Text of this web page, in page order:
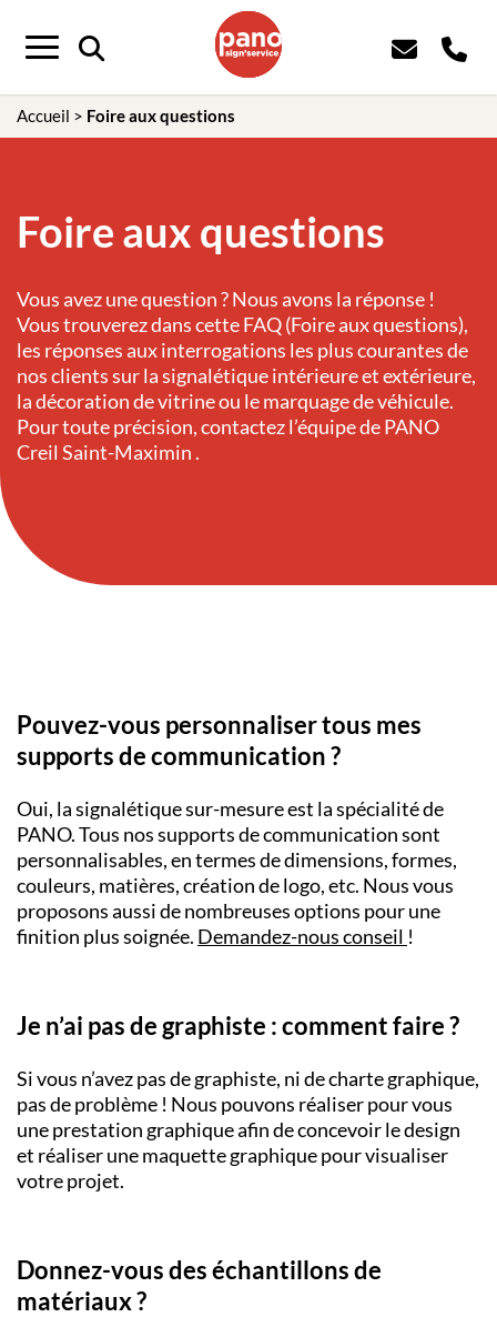
Menu
Accueil > Foire aux questions
Foire aux questions
Vous avez une question ? Nous avons la réponse !
Vous trouverez dans cette FAQ (Foire aux questions),
les réponses aux interrogations les plus courantes de
nos clients sur la signalétique intérieure et extérieure,
la décoration de vitrine ou le marquage de véhicule.
Pour toute précision, contactez l’équipe de PANO
Creil Saint-Maximin .
Pouvez-vous personnaliser tous mes
supports de communication ?
Oui, la signalétique sur-mesure est la spécialité de
PANO. Tous nos supports de communication sont
personnalisables, en termes de dimensions, formes,
couleurs, matières, création de logo, etc. Nous vous
proposons aussi de nombreuses options pour une
finition plus soignée. Demandez-nous conseil !
Je n’ai pas de graphiste : comment faire ?
Si vous n’avez pas de graphiste, ni de charte graphique,
pas de problème ! Nous pouvons réaliser pour vous
une prestation graphique afin de concevoir le design
et réaliser une maquette graphique pour visualiser
votre projet.
Donnez-vous des échantillons de
matériaux ?
Panneau de gestion des cookies